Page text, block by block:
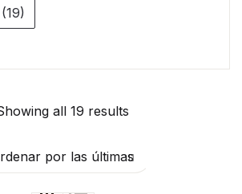
all 19 results
por las últimas